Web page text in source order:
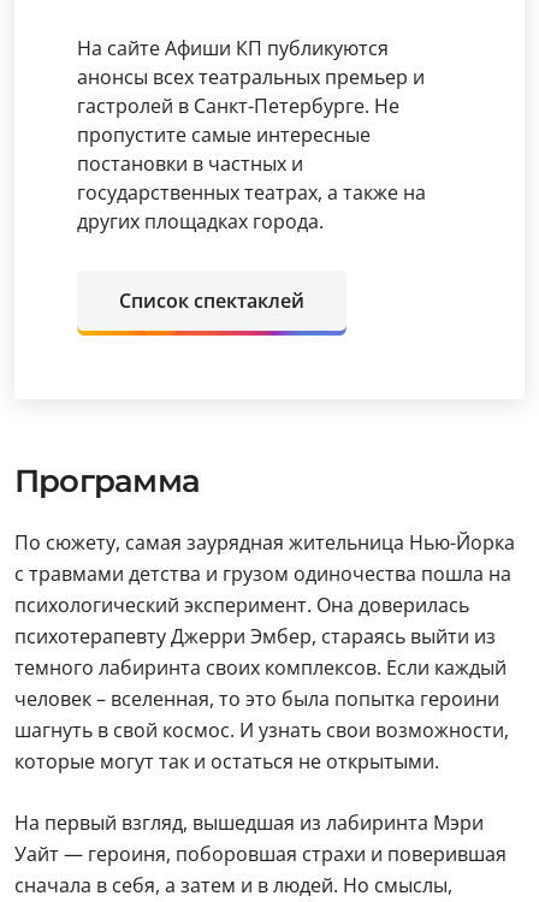
На сайте Афиши КП публикуются
анонсы всех театральных премьер и
гастролей в Санкт-Петербурге. Не
пропустите самые интересные
постановки в частных и
государственных театрах, а также на
других площадках города.
Список спектаклей
Программа
По сюжету, самая заурядная жительница Нью-Йорка
с травмами детства и грузом одиночества пошла на
психологический эксперимент. Она доверилась
психотерапевту Джерри Эмбер, стараясь выйти из
темного лабиринта своих комплексов. Если каждый
человек – вселенная, то это была попытка героини
шагнуть в свой космос. И узнать свои возможности,
которые могут так и остаться не открытыми.
На первый взгляд, вышедшая из лабиринта Мэри
Уайт — героиня, поборовшая страхи и поверившая
сначала в себя, а затем и в людей. Но смыслы,